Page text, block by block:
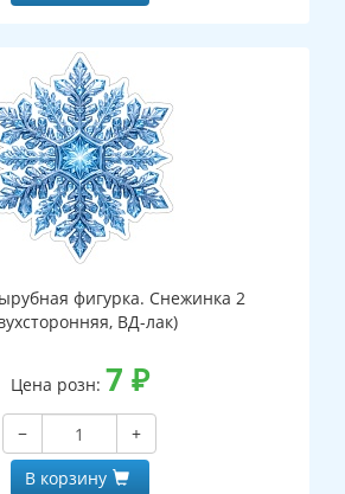
фигурка. Снежинка 2
ВД-лак)
Цена розн: 7 ₽
−
+
В корзину